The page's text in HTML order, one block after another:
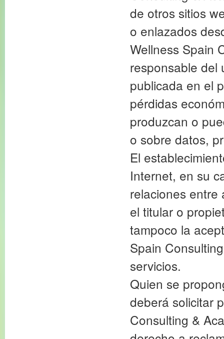
de otros sitios
o enlazados
Wellness Spain
responsable del
publicada en el
pérdidas
produzcan o
o sobre datos,
El
Internet, en su
relaciones entre
el titular o
tampoco la
Spain
servicios.
Quien se
deberá solicitar
Consulting &